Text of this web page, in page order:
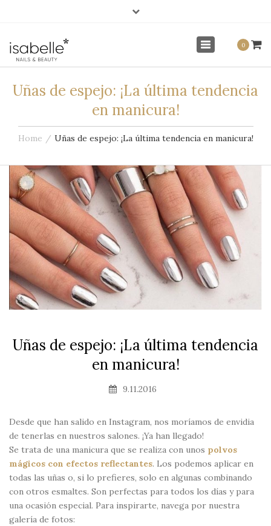
0
Toggle
navigation
Uñas de espejo: ¡La última tendencia
en manicura!
Home Uñas de espejo: ¡La última tendencia en manicura!
Uñas de espejo: ¡La última tendencia
en manicura!
9.11.2016
Desde que han salido en Instagram, nos moríamos de envidia
de tenerlas en nuestros salones. ¡Ya han llegado!
Se trata de una manicura que se realiza con unos polvos
mágicos con efectos reflectantes. Los podemos aplicar en
todas las uñas o, si lo prefieres, solo en algunas combinando
con otros esmaltes. Son perfectas para todos los días y para
una ocasión especial. Para inspirarte, navega por nuestra
galería de fotos: